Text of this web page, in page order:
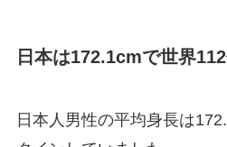
日本は172.1cmで世界
日本人男性の平均身長は